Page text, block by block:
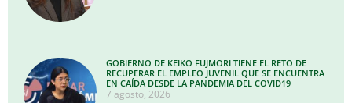
GOBIERNO DE KEIKO FUJMORI TIENE EL RETO DE
RECUPERAR EL EMPLEO JUVENIL QUE SE ENCUENTRA
EN CAÍDA DESDE LA PANDEMIA DEL COVID19
7 agosto, 2026